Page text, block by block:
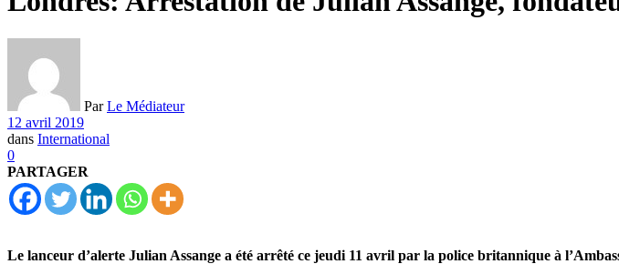
Par Le Médiateur
12 avril 2019
dans International
0
PARTAGER
Le lanceur d’alerte Julian Assange a été arrêté ce jeudi 11 avril par la police britannique à